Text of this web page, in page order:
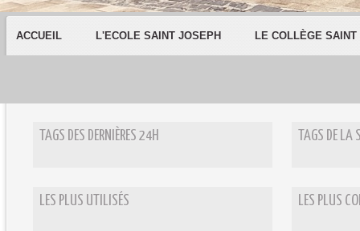
ACCUEIL L'ECOLE SAINT JOSEPH LE COLLÈGE
TAGS DES DERNIÈRES 24H TAGS DE LA
LES PLUS UTILISÉS LES PLUS